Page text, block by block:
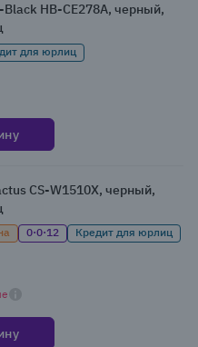
HB-CE278A, черный,
для юрлиц
CS-W1510X, черный,
0·0·12
Кредит для юрлиц